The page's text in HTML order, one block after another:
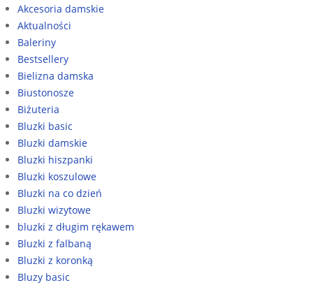
Akcesoria damskie
Aktualności
Baleriny
Bestsellery
Bielizna damska
Biustonosze
Biżuteria
Bluzki basic
Bluzki damskie
Bluzki hiszpanki
Bluzki koszulowe
Bluzki na co dzień
Bluzki wizytowe
bluzki z długim rękawem
Bluzki z falbaną
Bluzki z koronką
Bluzy basic